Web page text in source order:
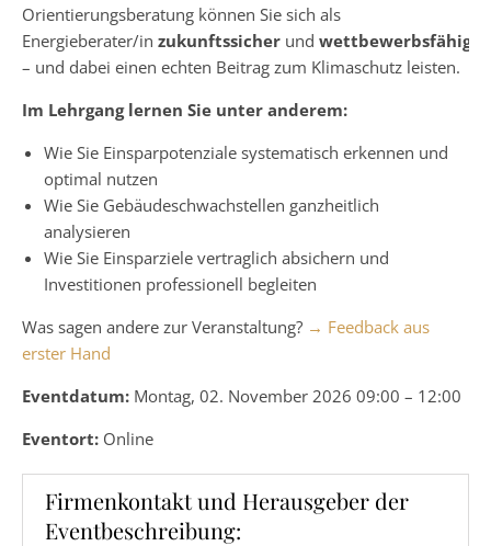
Orientierungsberatung können Sie sich als
Energieberater/in zukunftssicher und wettbewerbsfähig
– und dabei einen echten Beitrag zum Klimaschutz leisten.
Im Lehrgang lernen Sie unter anderem:
Wie Sie Einsparpotenziale systematisch erkennen und
optimal nutzen
Wie Sie Gebäudeschwachstellen ganzheitlich
analysieren
Wie Sie Einsparziele vertraglich absichern und
Investitionen professionell begleiten
Was sagen andere zur Veranstaltung? → Feedback aus
erster Hand
Eventdatum: Montag, 02. November 2026 09:00 – 12:00
Eventort: Online
Firmenkontakt und Herausgeber der
Eventbeschreibung: